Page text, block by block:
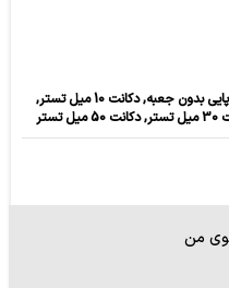
بدون جعبه,دکانت 10 میل تستر
,
,دکانت 50 میل تستر
من